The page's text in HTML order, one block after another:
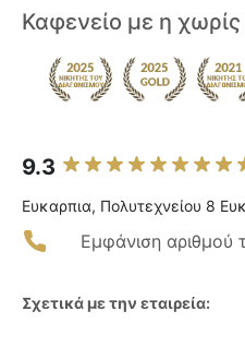
Καφενείο με η
9.3
Ευκαρπια, Πολυτεχνείου 8
Εμφάνιση αριθμού
Σχετικά με την εταιρεία: